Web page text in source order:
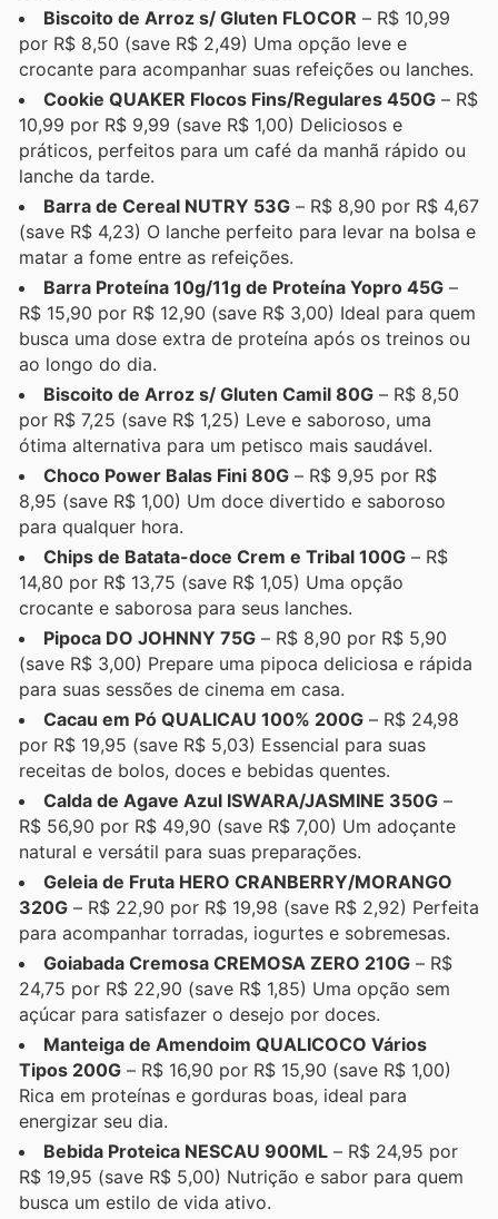
Biscoito de Arroz s/ Gluten FLOCOR – R$ 10,99
por R$ 8,50 (save R$ 2,49) Uma opção leve e
crocante para acompanhar suas refeições ou lanches.
Cookie QUAKER Flocos Fins/Regulares 450G – R$
10,99 por R$ 9,99 (save R$ 1,00) Deliciosos e
práticos, perfeitos para um café da manhã rápido ou
lanche da tarde.
Barra de Cereal NUTRY 53G – R$ 8,90 por R$ 4,67
(save R$ 4,23) O lanche perfeito para levar na bolsa e
matar a fome entre as refeições.
Barra Proteína 10g/11g de Proteína Yopro 45G –
R$ 15,90 por R$ 12,90 (save R$ 3,00) Ideal para quem
busca uma dose extra de proteína após os treinos ou
ao longo do dia.
Biscoito de Arroz s/ Gluten Camil 80G – R$ 8,50
por R$ 7,25 (save R$ 1,25) Leve e saboroso, uma
ótima alternativa para um petisco mais saudável.
Choco Power Balas Fini 80G – R$ 9,95 por R$
8,95 (save R$ 1,00) Um doce divertido e saboroso
para qualquer hora.
Chips de Batata-doce Crem e Tribal 100G – R$
14,80 por R$ 13,75 (save R$ 1,05) Uma opção
crocante e saborosa para seus lanches.
Pipoca DO JOHNNY 75G – R$ 8,90 por R$ 5,90
(save R$ 3,00) Prepare uma pipoca deliciosa e rápida
para suas sessões de cinema em casa.
Cacau em Pó QUALICAU 100% 200G – R$ 24,98
por R$ 19,95 (save R$ 5,03) Essencial para suas
receitas de bolos, doces e bebidas quentes.
Calda de Agave Azul ISWARA/JASMINE 350G –
R$ 56,90 por R$ 49,90 (save R$ 7,00) Um adoçante
natural e versátil para suas preparações.
Geleia de Fruta HERO CRANBERRY/MORANGO
320G – R$ 22,90 por R$ 19,98 (save R$ 2,92) Perfeita
para acompanhar torradas, iogurtes e sobremesas.
Goiabada Cremosa CREMOSA ZERO 210G – R$
24,75 por R$ 22,90 (save R$ 1,85) Uma opção sem
açúcar para satisfazer o desejo por doces.
Manteiga de Amendoim QUALICOCO Vários
Tipos 200G – R$ 16,90 por R$ 15,90 (save R$ 1,00)
Rica em proteínas e gorduras boas, ideal para
energizar seu dia.
Bebida Proteica NESCAU 900ML – R$ 24,95 por
R$ 19,95 (save R$ 5,00) Nutrição e sabor para quem
busca um estilo de vida ativo.